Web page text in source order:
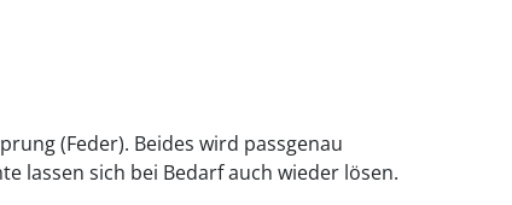
(Feder). Beides wird passgenau
lassen sich bei Bedarf auch wieder lösen.